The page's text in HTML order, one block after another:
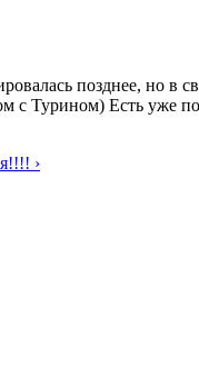
позднее, но в
с Турином) Есть уже
›